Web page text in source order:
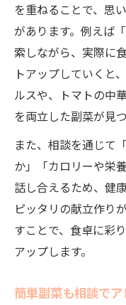
を重ねることで、思
があります。例えば
索しながら、実際に
トアップしていくと
ルスや、トマトの中
を両立した副菜が見
また、相談を通じて
か」「カロリーや栄
話し合えるため、健
ピッタリの献立作り
すことで、食卓に彩
アップします。
簡単副菜も相談で